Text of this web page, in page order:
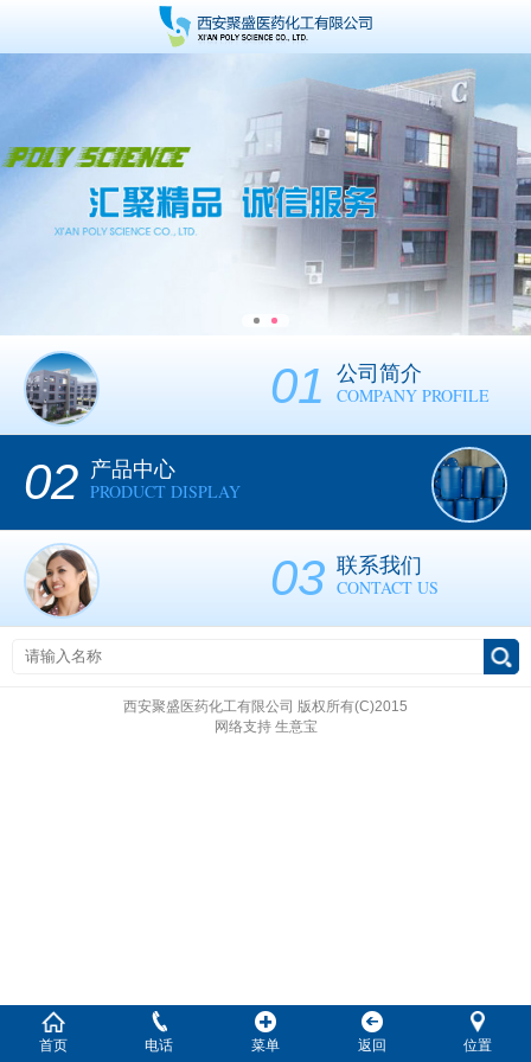
01 公司简介
COMPANY PROFILE
02 产品中心
PRODUCT DISPLAY
03 联系我们
CONTACT US
西安聚盛医药化工有限公司 版权所有(C)2015
网络支持生意宝
首页 电话 菜单 返回 位置